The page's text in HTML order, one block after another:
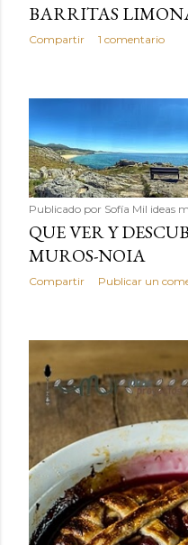
BARRITAS
Compartir 1 comentario
Publicado por Sofía Mil ideas
QUE VER Y
MUROS-NOIA
Compartir Publicar un